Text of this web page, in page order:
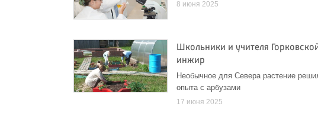
8 июня 2025
Школьники и учителя
инжир
Необычное для Севера растение
опыта с арбузами
17 июня 2025